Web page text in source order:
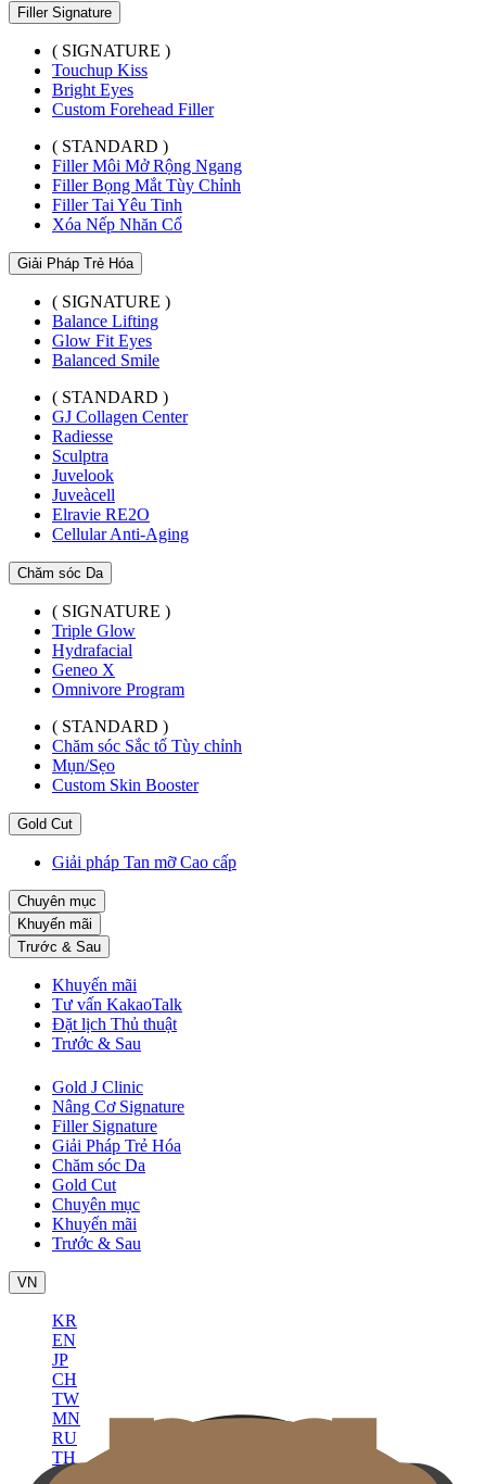
Filler Signature
( SIGNATURE )
Touchup Kiss
Bright Eyes
Custom Forehead Filler
( STANDARD )
Filler Môi Mở Rộng Ngang
Filler Bọng Mắt Tùy Chỉnh
Filler Tai Yêu Tinh
Xóa Nếp Nhăn Cổ
Giải Pháp Trẻ Hóa
( SIGNATURE )
Balance Lifting
Glow Fit Eyes
Balanced Smile
( STANDARD )
GJ Collagen Center
Radiesse
Sculptra
Juvelook
Juveàcell
Elravie RE2O
Cellular Anti-Aging
Chăm sóc Da
( SIGNATURE )
Triple Glow
Hydrafacial
Geneo X
Omnivore Program
( STANDARD )
Chăm sóc Sắc tố Tùy chỉnh
Mụn/Sẹo
Custom Skin Booster
Gold Cut
Giải pháp Tan mỡ Cao cấp
Chuyên mục
Khuyến mãi
Trước & Sau
Khuyến mãi
Tư vấn KakaoTalk
Đặt lịch Thủ thuật
Trước & Sau
Gold J Clinic
Nâng Cơ Signature
Filler Signature
Giải Pháp Trẻ Hóa
Chăm sóc Da
Gold Cut
Chuyên mục
Khuyến mãi
Trước & Sau
VN
KR
EN
JP
CH
TW
MN
RU
TH
ID